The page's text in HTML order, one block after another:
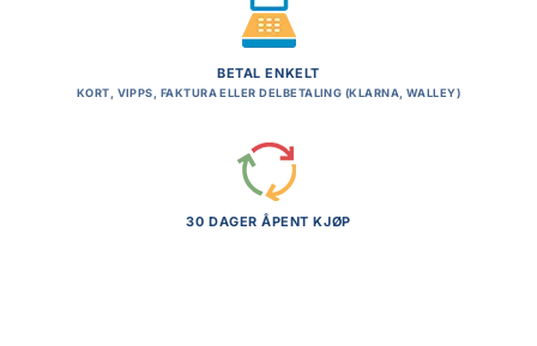
BETAL ENKELT
KORT, VIPPS, FAKTURA ELLER DELBETALING (KLARNA, WALLEY)
30 DAGER ÅPENT KJØP